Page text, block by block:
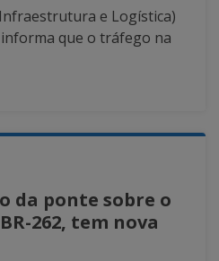
e Logística)
que o tráfego na
da ponte sobre o
262, tem nova